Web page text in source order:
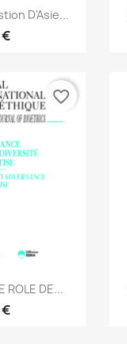
D'Asie...
ROLE DE...
favorite_border